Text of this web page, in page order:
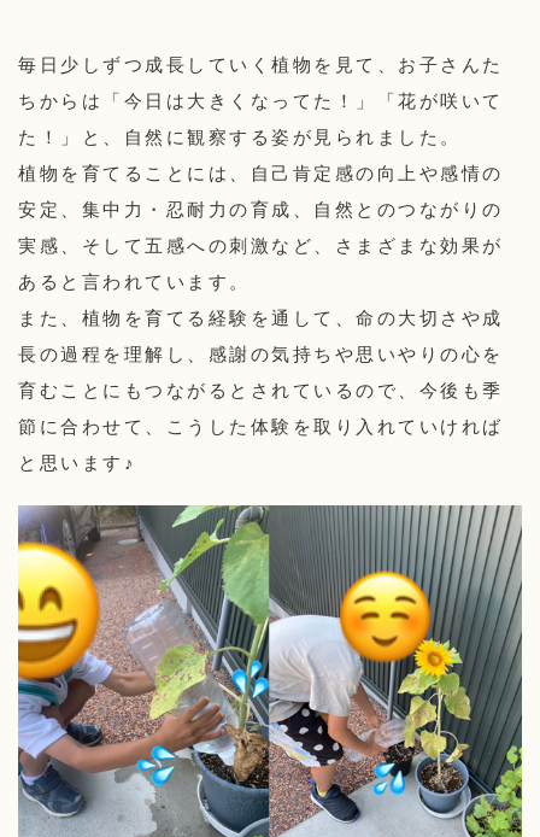
毎日少しずつ成長していく植物を見て、お子さんた
ちからは「今日は大きくなってた！」「花が咲いて
た！」と、自然に観察する姿が見られました。
植物を育てることには、自己肯定感の向上や感情の
安定、集中力・忍耐力の育成、自然とのつながりの
実感、そして五感への刺激など、さまざまな効果が
あると言われています。
また、植物を育てる経験を通して、命の大切さや成
長の過程を理解し、感謝の気持ちや思いやりの心を
育むことにもつながるとされているので、今後も季
節に合わせて、こうした体験を取り入れていければ
と思います♪